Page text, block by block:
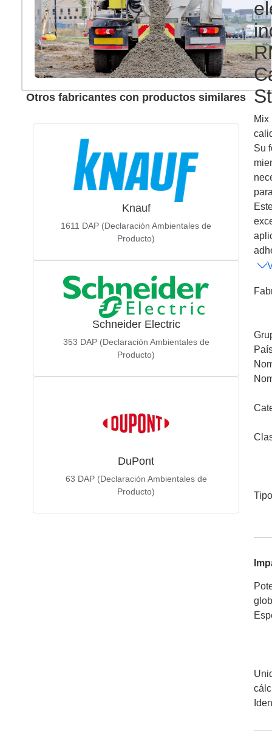
Otros fabricantes con productos similares
Knauf
1611 DAP (Declaración Ambientales de
Producto)
Schneider Electric
353 DAP (Declaración Ambientales de
Producto)
DuPont
63 DAP (Declaración Ambientales de
Producto)
Mix
Su
Tipo